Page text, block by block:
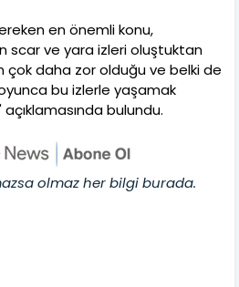
en önemli konu,
scar ve yara izleri oluştuktan
çok daha zor olduğu ve belki de
bu izlerle yaşamak
bulundu.
olmaz her bilgi burada.